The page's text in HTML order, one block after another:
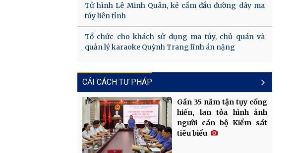
Tử hình Lê Minh Quân, kẻ cầm đầu đường dây ma
túy liên tỉnh
Tổ chức cho khách sử dụng ma túy, chủ quán và
quản lý karaoke Quỳnh Trang lĩnh án nặng
CẢI CÁCH TƯ PHÁP
Gần 35 năm tận tụy cống
hiến, lan tỏa hình ảnh
người cán bộ Kiểm sát
tiêu biểu